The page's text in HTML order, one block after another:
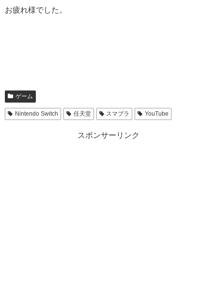
お疲れ様でした。
ゲーム
Nintendo Switch 任天堂 スマブラ YouTube
スポンサーリンク